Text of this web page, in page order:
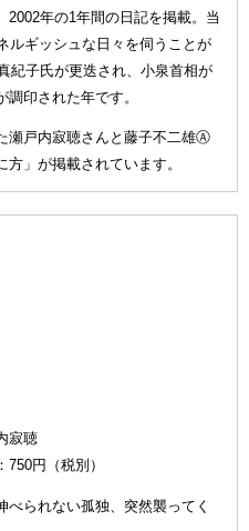
2002年の1年間の日記を掲載。当
ルギッシュな日々を伺うことが
紀子氏が更迭され、小泉首相が
印された年です。
瀬戸内寂聴さんと藤子不二雄Ⓐ
」が掲載されています。
寂聴
円（税別）
られない孤独、突然襲ってく